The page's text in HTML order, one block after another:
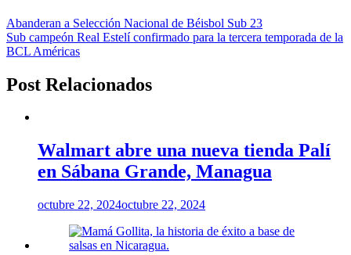
Abanderan a Selección Nacional de Béisbol Sub 23
Sub campeón Real Estelí confirmado para la tercera temporada de la
BCL Américas
Post Relacionados
Walmart abre una nueva tienda Palí
en Sábana Grande, Managua
octubre 22, 2024octubre 22, 2024